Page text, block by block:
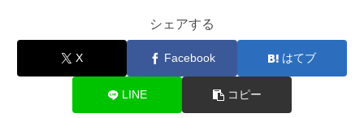
シェアする
X Facebook はてブ
LINE コピー